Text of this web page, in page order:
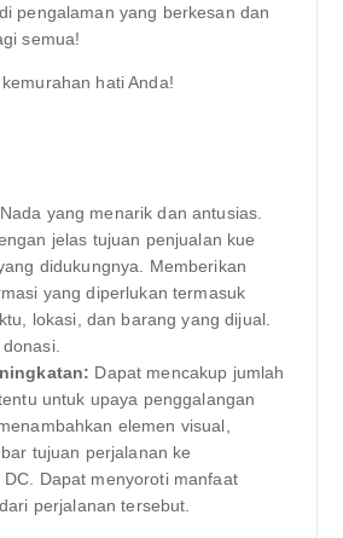
pengalaman yang berkesan dan
semua!
hati Anda!
Nada yang menarik dan antusias.
jelas tujuan penjualan kue
didukungnya. Memberikan
yang diperlukan termasuk
lokasi, dan barang yang dijual.
Dapat mencakup jumlah
untuk upaya penggalangan
elemen visual,
tujuan perjalanan ke
DC. Dapat menyoroti manfaat
perjalanan tersebut.